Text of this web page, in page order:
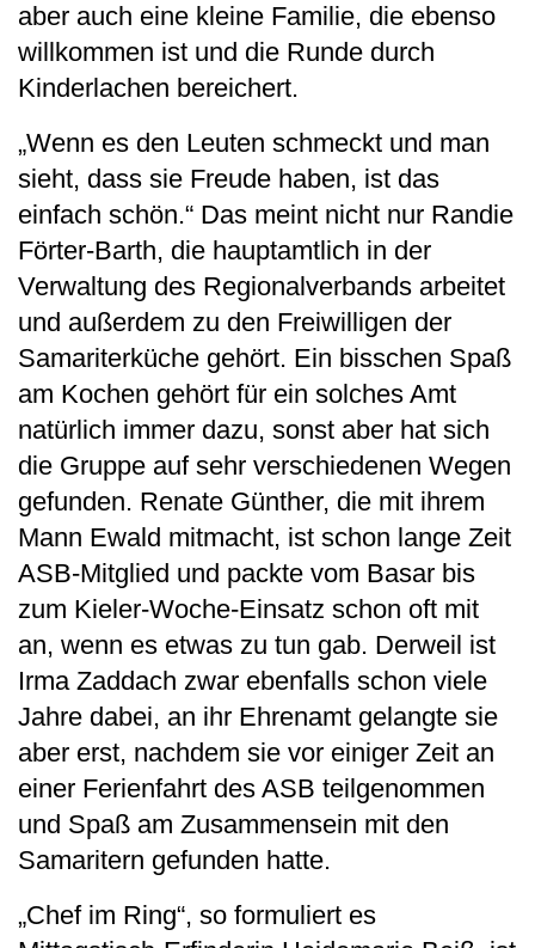
aber auch eine kleine Familie, die ebenso
willkommen ist und die Runde durch
Kinderlachen bereichert.
„Wenn es den Leuten schmeckt und man
sieht, dass sie Freude haben, ist das
einfach schön.“ Das meint nicht nur Randie
Förter-Barth, die hauptamtlich in der
Verwaltung des Regionalverbands arbeitet
und außerdem zu den Freiwilligen der
Samariterküche gehört. Ein bisschen Spaß
am Kochen gehört für ein solches Amt
natürlich immer dazu, sonst aber hat sich
die Gruppe auf sehr verschiedenen Wegen
gefunden. Renate Günther, die mit ihrem
Mann Ewald mitmacht, ist schon lange Zeit
ASB-Mitglied und packte vom Basar bis
zum Kieler-Woche-Einsatz schon oft mit
an, wenn es etwas zu tun gab. Derweil ist
Irma Zaddach zwar ebenfalls schon viele
Jahre dabei, an ihr Ehrenamt gelangte sie
aber erst, nachdem sie vor einiger Zeit an
einer Ferienfahrt des ASB teilgenommen
und Spaß am Zusammensein mit den
Samaritern gefunden hatte.
„Chef im Ring“, so formuliert es